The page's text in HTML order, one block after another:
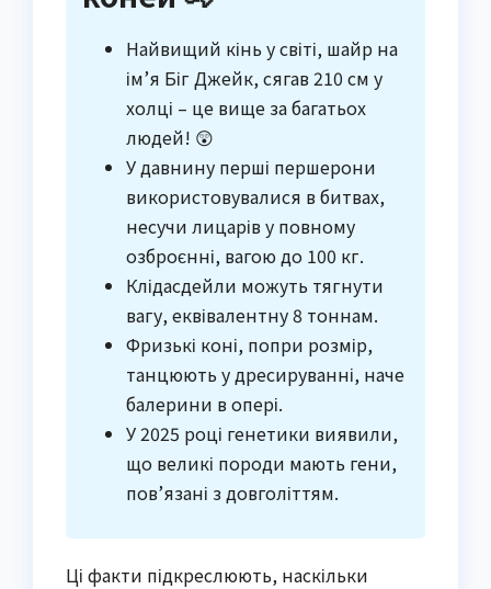
Найвищий кінь у світі, шайр на
ім’я Біг Джейк, сягав 210 см у
холці – це вище за багатьох
людей! 😲
У давнину перші першерони
використовувалися в битвах,
несучи лицарів у повному
озброєнні, вагою до 100 кг.
Клідасдейли можуть тягнути
вагу, еквівалентну 8 тоннам.
Фризькі коні, попри розмір,
танцюють у дресируванні, наче
балерини в опері.
У 2025 році генетики виявили,
що великі породи мають гени,
пов’язані з довголіттям.
Ці факти підкреслюють, наскільки